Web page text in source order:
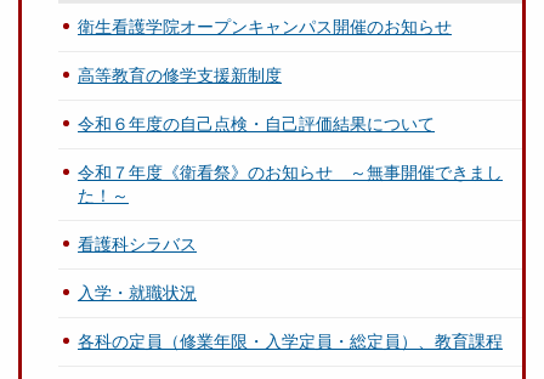
衛生看護学院オープンキャンパス開催のお知らせ
高等教育の修学支援新制度
令和６年度の自己点検・自己評価結果について
令和７年度《衛看祭》のお知らせ ～無事開催できまし
た！～
看護科シラバス
入学・就職状況
各科の定員（修業年限・入学定員・総定員）、教育課程